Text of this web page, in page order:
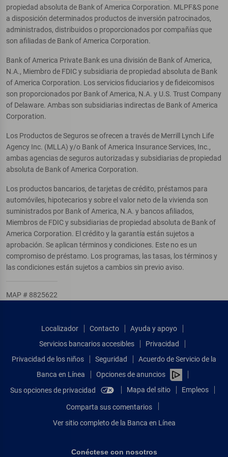
propiedad absoluta de Bank of America Corporation. MLPF&S pone
a disposición determinados productos de inversión patrocinados,
administrados, distribuidos o proporcionados por compañías que
son afiliadas de Bank of America Corporation.
Bank of America Private Bank es una división de Bank of America,
N.A., Miembro de FDIC y subsidiaria de propiedad absoluta de Bank
of America Corporation. Los servicios fiduciarios y de fideicomisos
son proporcionados por Bank of America, N.A. y U.S. Trust Company
of Delaware. Ambas son subsidiarias indirectas de Bank of America
Corporation.
Los Productos de Seguros se ofrecen a través de Merrill Lynch Life
Agency Inc. (MLLA) y/o Bank of America Insurance Services, Inc.,
ambas agencias de seguros autorizadas y subsidiarias de propiedad
absoluta de Bank of America Corporation.
Los productos bancarios, de tarjetas de crédito, préstamos para
automóviles, hipotecarios y sobre el valor neto de la vivienda son
suministrados por Bank of America, N.A. y bancos afiliados,
Miembros de FDIC y subsidiarias de propiedad absoluta de Bank of
America Corporation. El crédito y la garantía están sujetos a
aprobación. Se aplican términos y condiciones. Este no es un
compromiso de préstamo. Los programas, las tasas, los términos y
las condiciones están sujetos a cambios sin previo aviso.
MAP # 8825622
Localizador Contacto
Ayuda y apoyo
Servicios bancarios accesibles
Privacidad
Privacidad de los niños
Seguridad
Acuerdo de Servicio de la
Banca en Línea
Opciones de anuncios
Sus opciones de privacidad
Mapa del sitio Empleos
Comparta sus comentarios
Ver sitio completo de la Banca en Línea
Conéctese con nosotros